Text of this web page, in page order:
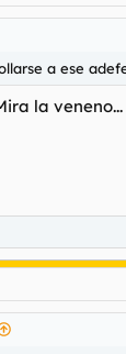
a ese
la veneno...